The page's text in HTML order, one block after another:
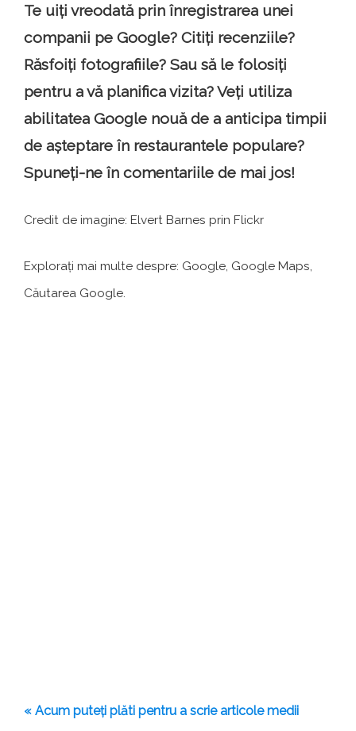
Te uiți vreodată prin înregistrarea unei
companii pe Google? Citiți recenziile?
Răsfoiți fotografiile? Sau să le folosiți
pentru a vă planifica vizita? Veți utiliza
abilitatea Google nouă de a anticipa timpii
de așteptare în restaurantele populare?
Spuneți-ne în comentariile de mai jos!
Credit de imagine: Elvert Barnes prin Flickr
Explorați mai multe despre: Google, Google Maps,
Căutarea Google.
« Acum puteți plăti pentru a scrie articole medii